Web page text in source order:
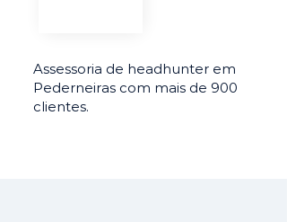
Assessoria de headhunter em
Pederneiras com mais de 900
clientes.